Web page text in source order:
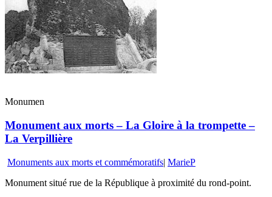
Monumen
Monument aux morts – La Gloire à la trompette –
La Verpillière
Monuments aux morts et commémoratifs| MarieP
Monument situé rue de la République à proximité du rond-point.